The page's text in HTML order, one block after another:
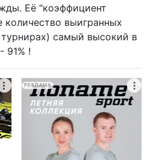
Её "коэффициент
количество выигранных
самый высокий в
91% !
РЕКЛАМА